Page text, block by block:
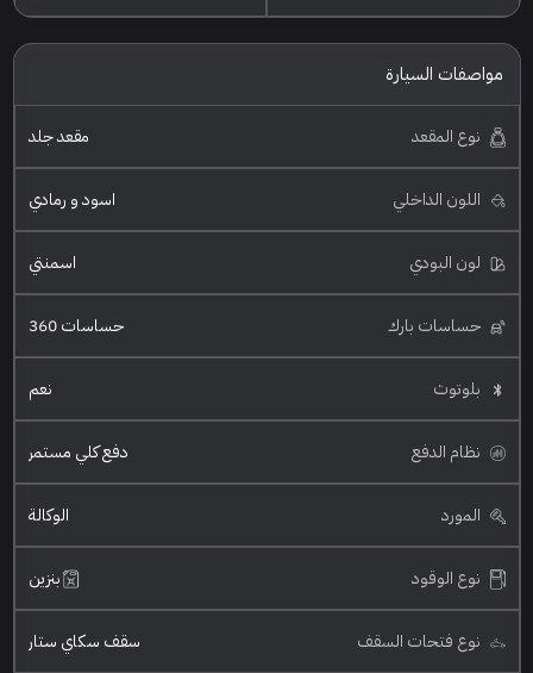
مواصفات السيارة
نوع المقعد مقعد جلد
اللون الداخلي اسود و رمادي
لون البودي اسمنتي
حساسات بارك حساسات 360
بلوتوث نعم
نظام الدفع دفع كلي مستمر
المورد الوكالة
نوع الوقود بنزين
نوع فتحات السقف سقف سكاي ستار